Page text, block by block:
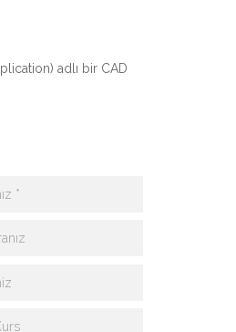
adlı bir CAD